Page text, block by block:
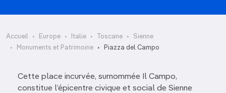
Accueil Europe Italie Toscane
Sienne
Monuments et Patrimoine
Piazza del Campo
Cette place incurvée, surnommée Il Campo,
constitue l’épicentre civique et social de Sienne